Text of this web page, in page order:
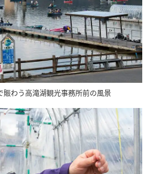
わう高滝湖観光事務所前の風景